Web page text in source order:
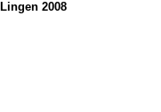
Lingen 2008